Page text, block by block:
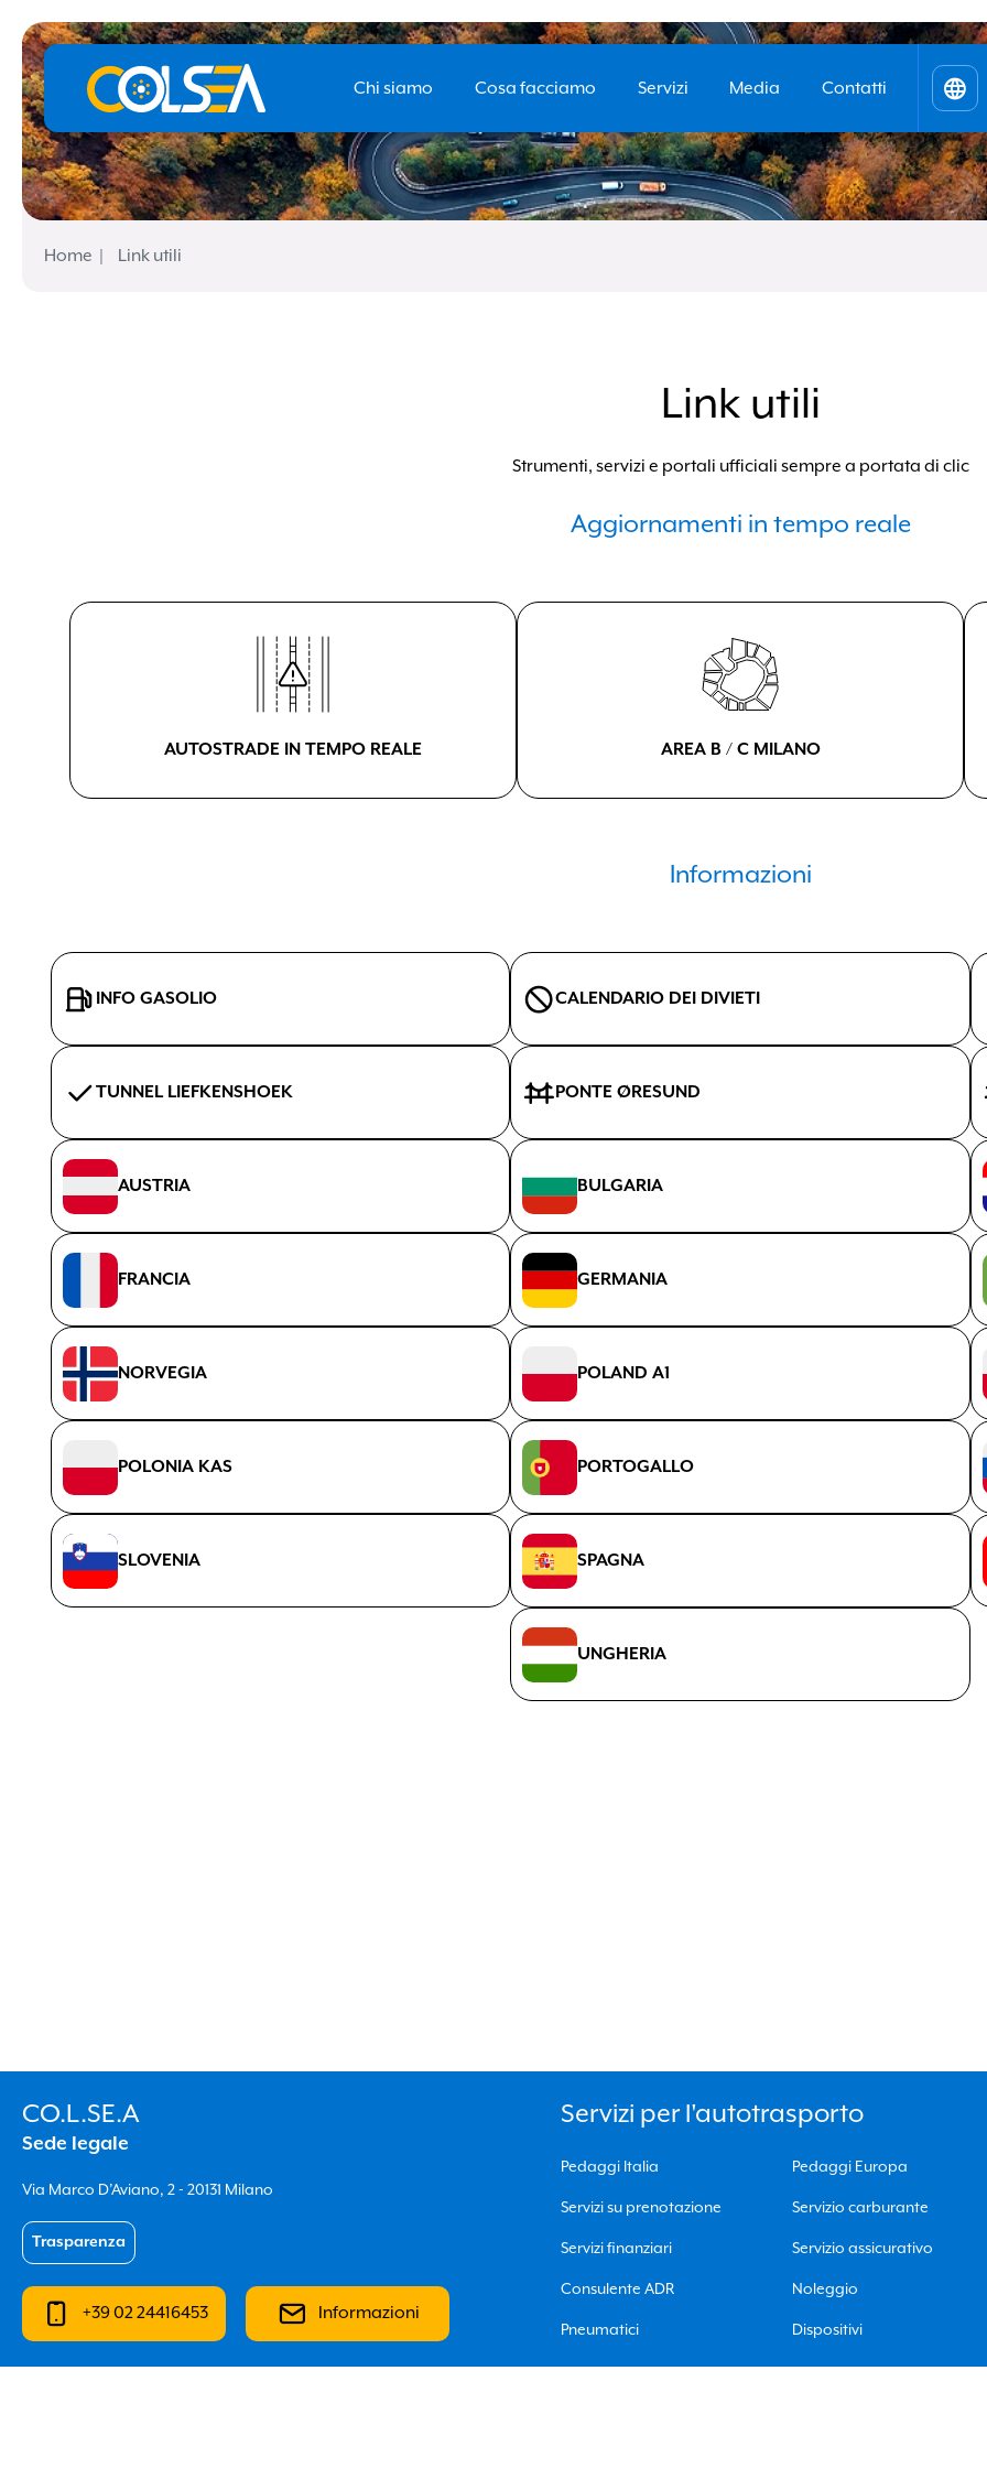
Chi siamo Cosa facciamo Servizi Media Contatti
Home Link utili
Link utili
Strumenti, servizi e portali ufficiali sempre a portata di clic
Aggiornamenti in tempo reale
AUTOSTRADE IN TEMPO REALE AREA B / C MILANO
Informazioni
INFO GASOLIO CALENDARIO DEI DIVIETI
TUNNEL LIEFKENSHOEK PONTE ØRESUND
AUSTRIA BULGARIA
FRANCIA GERMANIA
NORVEGIA POLAND A1
POLONIA KAS PORTOGALLO
SLOVENIA SPAGNA
UNGHERIA
Condividilo
CO.L.SE.A
Sede legale
Via Marco D’Aviano, 2 - 20131 Milano
Trasparenza
+39 02 24416453 Informazioni
Servizi per l'autotrasporto
Pedaggi Italia Pedaggi Europa
Servizi su prenotazione Servizio carburante
Servizi finanziari Servizio assicurativo
Consulente ADR Noleggio
Pneumatici Dispositivi